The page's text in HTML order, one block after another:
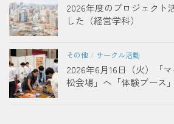
2026年度のプロジェクト
した（経営学科）
その他 / サークル活動
2026年6月16日（火）「
松会場」へ「体験ブース